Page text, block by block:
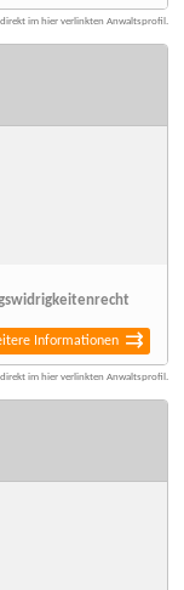
im hier verlinkten Anwaltsprofil.
Informationen
im hier verlinkten Anwaltsprofil.